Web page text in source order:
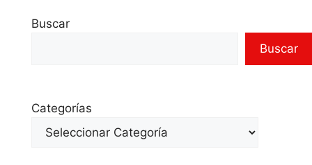
Buscar
Buscar
Categorías